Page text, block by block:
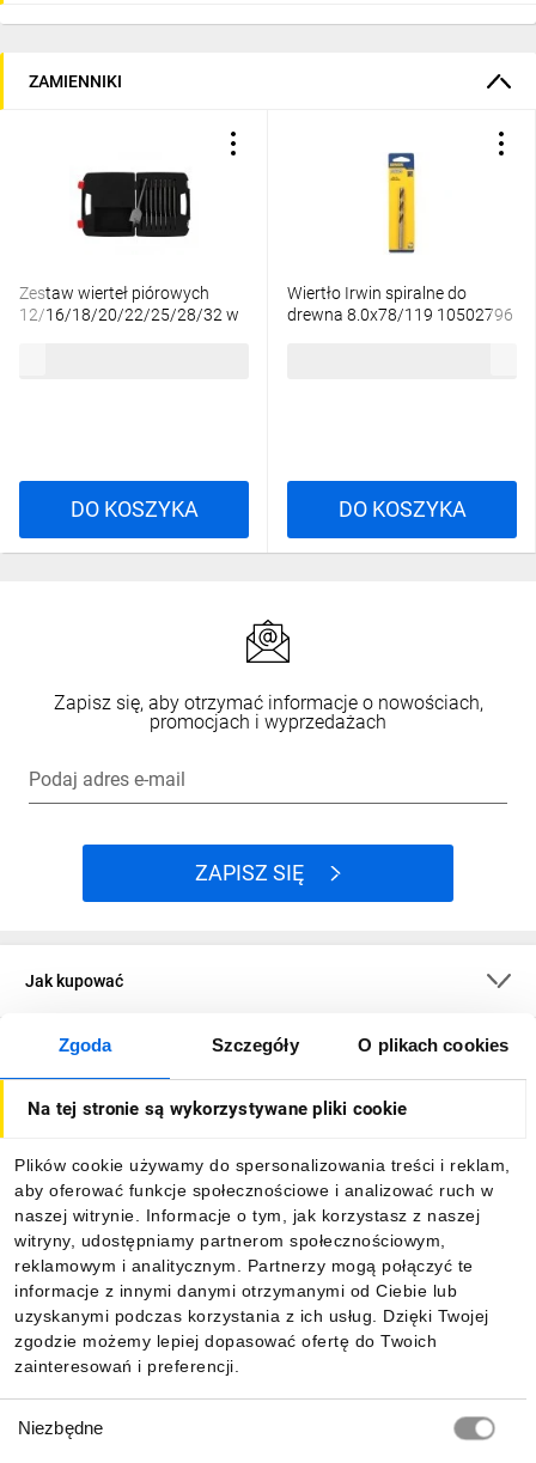
Zgoda Szczegóły O plikach cookies
Na tej stronie są wykorzystywane pliki cookie
Plików cookie używamy do spersonalizowania treści i reklam,
aby oferować funkcje społecznościowe i analizować ruch w
naszej witrynie. Informacje o tym, jak korzystasz z naszej
witryny, udostępniamy partnerom społecznościowym,
reklamowym i analitycznym. Partnerzy mogą połączyć te
informacje z innymi danymi otrzymanymi od Ciebie lub
uzyskanymi podczas korzystania z ich usług. Dzięki Twojej
zgodzie możemy lepiej dopasować ofertę do Twoich
zainteresowań i preferencji.
zgody
Niezbędne
ZAMIENNIKI
Zestaw wierteł piórowych
12/16/18/20/22/25/28/32 w
DO KOSZYKA
Wiertło Irwin spiralne do
drewna 8.0x78/119 10502796
DO KOSZYKA
Zapisz się, aby otrzymać informacje o nowościach,
promocjach i wyprzedażach
Podaj adres e-mail
ZAPISZ SIĘ
Jak kupować
O firmie
Informacje
Pobierz naszą aplikację mobilną: